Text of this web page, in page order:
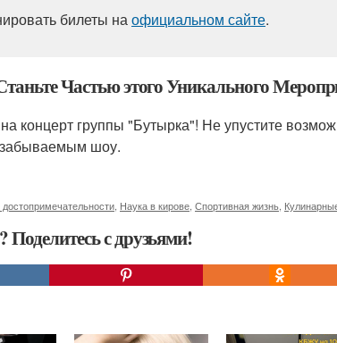
билеты наофициальном сайте.
Частью этого Уникального
концерт группы "Бутырка"! Не упустите
шоу.
Наука в кирове Спортивная жизнь
Поделитесь с друзьями!